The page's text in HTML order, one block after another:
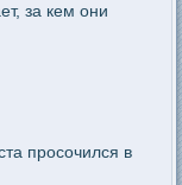
за кем они
просочился в